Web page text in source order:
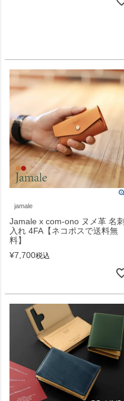
jamale
Jamale x com-ono ヌメ革 名刺
入れ 4FA【ネコポスで送料無
料】
¥7,700税込